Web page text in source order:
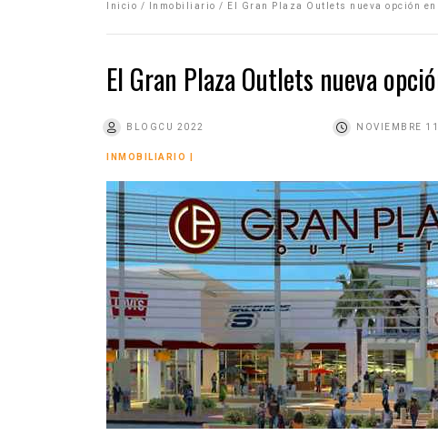
Inicio / Inmobiliario / El Gran Plaza Outlets nueva opción
El Gran Plaza Outlets nueva
BLOGCU 2022 NOVIEMBRE
INMOBILIARIO